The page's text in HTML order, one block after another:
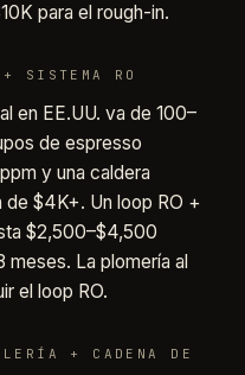
para el rough-in.
SISTEMA RO
en EE.UU. va de 100–
de espresso
y una caldera
de $4K+. Un loop RO +
$2,500–$4,500
meses. La plomería al
el loop RO.
+ CADENA DE